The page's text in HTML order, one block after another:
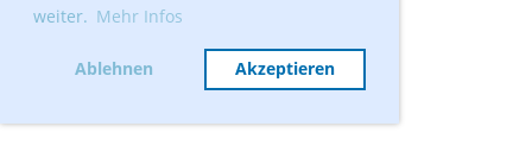
weiter. Mehr Infos
Ablehnen Akzeptieren